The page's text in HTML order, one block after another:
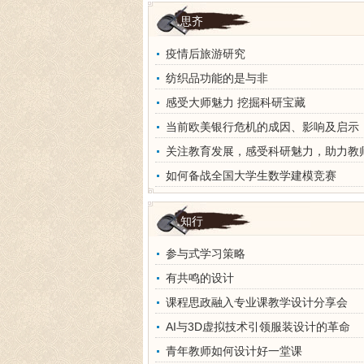
思齐
疫情后旅游研究
纺织品功能的是与非
感受大师魅力 挖掘科研宝藏
当前欧美银行危机的成因、影响及启示
关注教育发展，感受科研魅力，助力教
如何备战全国大学生数学建模竞赛
知行
参与式学习策略
有共鸣的设计
课程思政融入专业课教学设计分享会
AI与3D虚拟技术引领服装设计的革命
青年教师如何设计好一堂课